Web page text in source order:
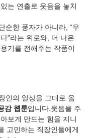
는 연출로 웃음을 놓치
순한 풍자가 아니라, “우
”라는 위로와, 더 나은
기를 전해주는 작품이
인의 일상을 그대로 옮
감 웹툰입니다.웃음을 주
보게 만드는 힘을 지니
고민하는 직장인들에게